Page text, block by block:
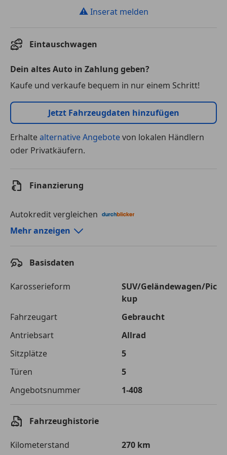
⚠ Inserat melden
Eintauschwagen
Dein altes Auto in Zahlung geben?
Kaufe und verkaufe bequem in nur einem Schritt!
Jetzt Fahrzeugdaten hinzufügen
Erhaltealternative Angebotevon lokalen Händlern
oder Privatkäufern.
Finanzierung
Autokredit vergleichen
Autokredit-Rechner von durchblicker.at
120 Monate
Kreditbetrag
€ 75 000,-
Gesamtbetrag
Einberechnete Gebühren
€ 0,-
Effektivzinsatz
Sollzinssatz
Monatliche Rate € 880,51
Mehr anzeigen
Basisdaten
Karosserieform
SUV/Geländewagen/Pic
kup
Fahrzeugart
Gebraucht
Antriebsart
Allrad
Sitzplätze
5
Türen
5
Angebotsnummer
1-408
Fahrzeughistorie
Kilometerstand
270 km